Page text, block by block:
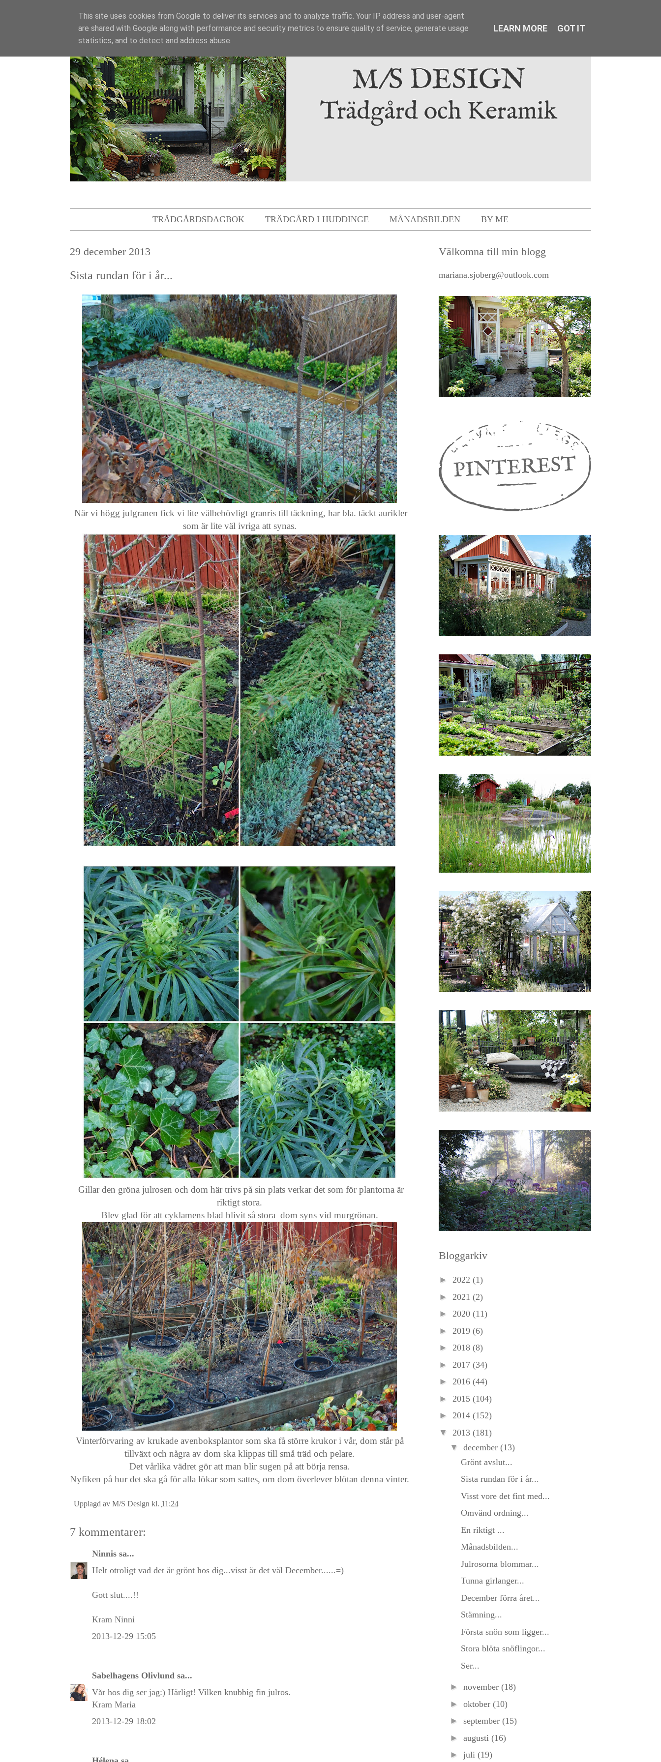
TRÄDGÅRDSDAGBOK TRÄDGÅRD I HUDDINGE MÅNADSBILDEN BY ME
29 december 2013
Sista rundan för i år...
När vi högg julgranen fick vi lite välbehövligt granris till täckning, har bla. täckt aurikler
som är lite väl ivriga att synas.
Gillar den gröna julrosen och dom här trivs på sin plats verkar det som för plantorna är
riktigt stora.
Blev glad för att cyklamens blad blivit så stora dom syns vid murgrönan.
Vinterförvaring av krukade avenboksplantor som ska få större krukor i vår, dom står på
tillväxt och några av dom ska klippas till små träd och pelare.
Det vårlika vädret gör att man blir sugen på att börja rensa.
Nyfiken på hur det ska gå för alla lökar som sattes, om dom överlever blötan denna vinter.
Upplagd av M/S Design kl. 11:24
7 kommentarer:
Ninnis sa...
Helt otroligt vad det är grönt hos dig...visst är det väl December......=)
Gott slut....!!
Kram Ninni
2013-12-29 15:05
Sabelhagens Olivlund sa...
Vår hos dig ser jag:) Härligt! Vilken knubbig fin julros.
Kram Maria
2013-12-29 18:02
Välkomna till min blogg
mariana.sjoberg@outlook.com
Bloggarkiv
► 2022 (1)
► 2021 (2)
► 2020 (11)
► 2019 (6)
► 2018 (8)
► 2017 (34)
► 2016 (44)
► 2015 (104)
► 2014 (152)
▼ 2013 (181)
▼ december (13)
Grönt avslut...
Sista rundan för i år...
Visst vore det fint med...
Omvänd ordning...
En riktigt ...
Månadsbilden...
Julrosorna blommar...
Tunna girlanger...
December förra året...
Stämning...
Första snön som ligger...
Stora blöta snöflingor...
Ser...
► november (18)
► oktober (10)
► september (15)
► augusti (16)
► juli (19)
This site uses cookies from Google to deliver its services and to analyze traffic. Your IP address and user-agent
are shared with Google along with performance and security metrics to ensure quality of service, generate usage
statistics, and to detect and address abuse.
LEARN MORE GOT IT